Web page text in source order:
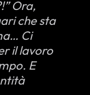
Ora,
che sta
Ci
il lavoro
E